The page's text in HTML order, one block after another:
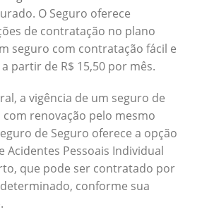
O Seguro oferece
de contratação no plano
seguro com contratação fácil e
partir de R$ 15,50 por mês.
a vigência de um seguro de
com renovação pelo mesmo
de Seguro oferece a opção
Acidentes Pessoais Individual
que pode ser contratado por
conforme sua